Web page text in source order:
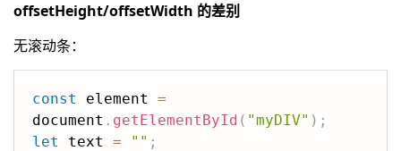
offsetHeight/offsetWidth 的差别
无滚动条：
const element =
document . getElementById ( "myDIV" ) ;
let
text = "" ;